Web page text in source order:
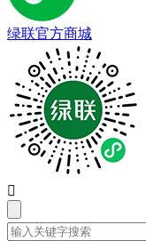
绿联官方商城
